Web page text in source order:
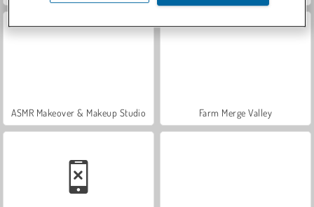
ASMR Makeover & Makeup Studio Farm Merge Valley